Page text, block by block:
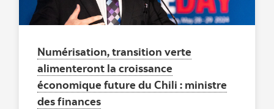
Numérisation, transition verte
alimenteront la croissance
économique future du Chili : ministre
des finances